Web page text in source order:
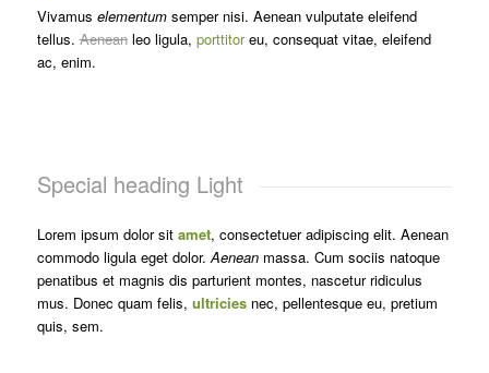
Vivamus elementumsemper nisi. Aenean vulputate eleifend
tellus.Aeneanleo ligula, porttitoreu, consequat vitae, eleifend
ac, enim.
Special heading Light
Lorem ipsum dolor sit amet, consectetuer adipiscing elit. Aenean
commodo ligula eget dolor.Aeneanmassa. Cum sociis natoque
penatibus et magnis dis parturient montes, nascetur ridiculus
mus. Donec quam felis, ultriciesnec, pellentesque eu, pretium
quis, sem.